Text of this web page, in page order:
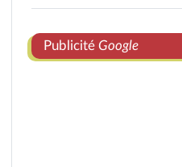
Publicité Google